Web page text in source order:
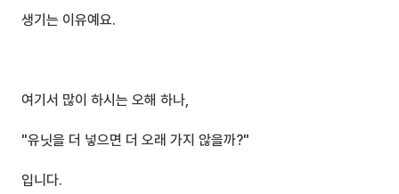
생기는 이유예요.
여기서 많이 하시는 오해 하나,
"유닛을 더 넣으면 더 오래 가지 않을까?"
입니다.